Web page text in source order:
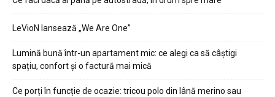
LeVioN lansează „We Are One”
Lumină bună într-un apartament mic: ce alegi ca să câștigi
spațiu, confort și o factură mai mică
Ce porți în funcție de ocazie: tricou polo din lână merino sau